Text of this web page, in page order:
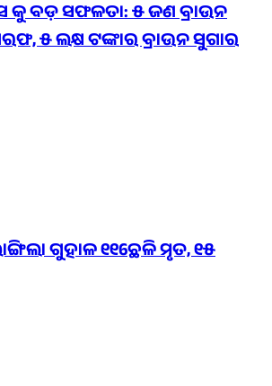
ବଡ଼ ସଫଳତା: ୫ ଜଣ ବ୍ରାଉନ
୫ ଲକ୍ଷ ଟଙ୍କାର ବ୍ରାଉନ ସୁଗାର
ଗୁହାଳ ୧୧ଛେଳି ମୃତ, ୧୫